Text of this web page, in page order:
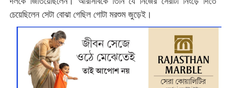
চেয়েছিলেন সেটা বোঝা গেছিল গোটা মরশুম জুড়েই।